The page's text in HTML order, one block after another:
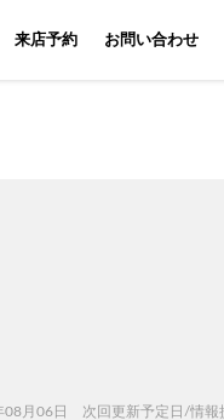
来店予約 お問い合わせ
月06日 次回更新予定日/情報